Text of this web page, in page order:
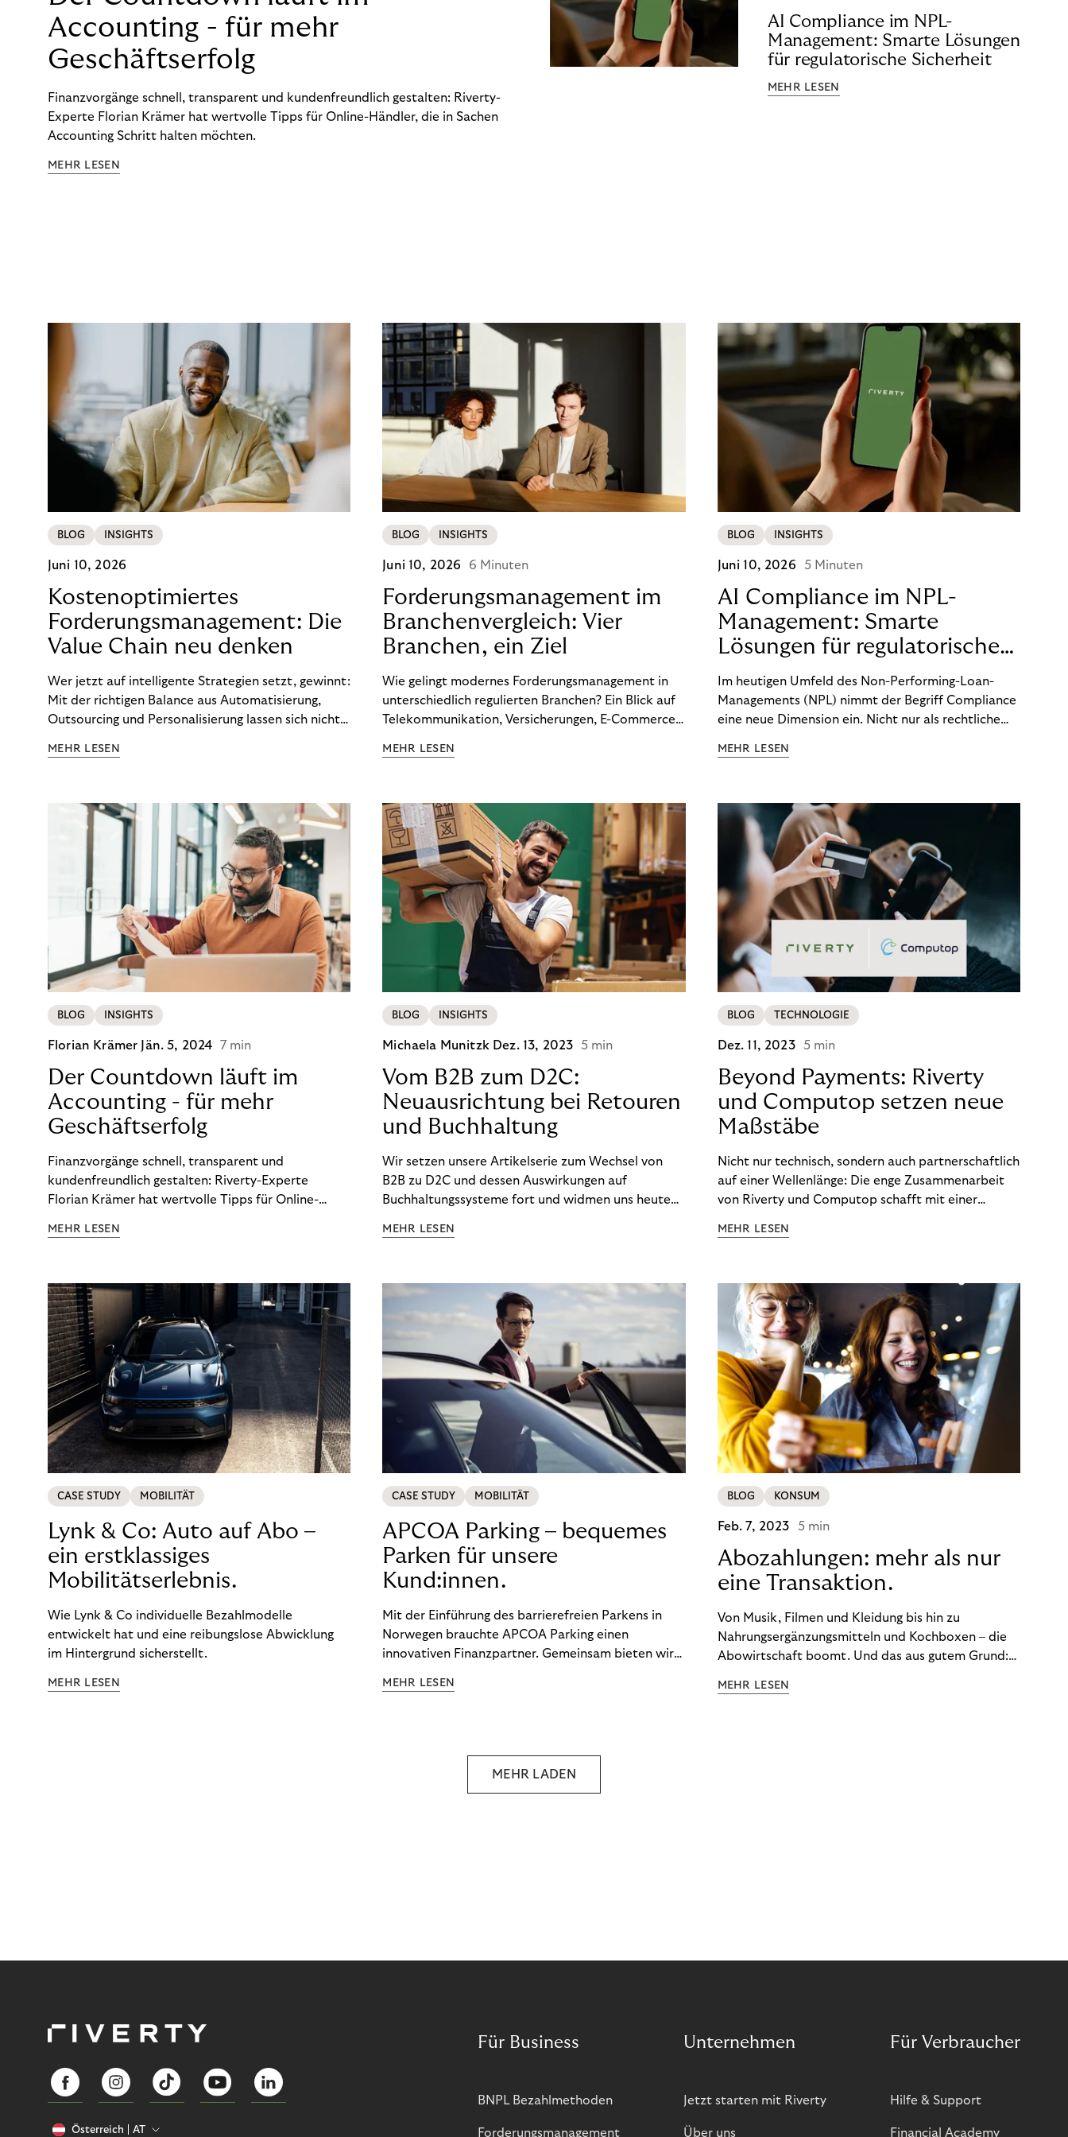
Accounting - für mehr
Geschäftserfolg
Finanzvorgänge schnell, transparent und kundenfreundlich gestalten: Riverty-
Experte Florian Krämer hat wertvolle Tipps für Online-Händler, die in Sachen
Accounting Schritt halten möchten.
MEHR LESEN
AI Compliance im NPL-
Management: Smarte Lösungen
für regulatorische Sicherheit
MEHR LESEN
BLOG INSIGHTS
Juni 10, 2026
Kostenoptimiertes
Forderungsmanagement: Die
Value Chain neu denken
Wer jetzt auf intelligente Strategien setzt, gewinnt:
Mit der richtigen Balance aus Automatisierung,
Outsourcing und Personalisierung lassen sich nicht
Ergebnisse sichern. Riverty zeigt, wie Recovery-
MEHR LESEN
BLOG INSIGHTS
Juni 10, 2026 6 Minuten
Forderungsmanagement im
Branchenvergleich: Vier
Branchen, ein Ziel
Wie gelingt modernes Forderungsmanagement in
unterschiedlich regulierten Branchen? Ein Blick auf
Telekommunikation, Versicherungen, E-Commerce
wirksam reduzieren will, braucht keine
MEHR LESEN
BLOG INSIGHTS
Juni 10, 2026 5 Minuten
AI Compliance im NPL-
Management: Smarte
Lösungen für regulatorische
Sicherheit
Im heutigen Umfeld des Non-Performing-Loan-
Managements (NPL) nimmt der Begriff Compliance
eine neue Dimension ein. Nicht nur als rechtliche
Wettbewerbsvorteil. In einem Umfeld steigender
(DSGVO) – geraten viele Unternehmen an die
Grenzen traditioneller Compliance-Mechanismen.
MEHR LESEN
BLOG INSIGHTS
Florian Krämer Jän. 5, 2024 7 min
Der Countdown läuft im
Accounting - für mehr
Geschäftserfolg
Finanzvorgänge schnell, transparent und
kundenfreundlich gestalten: Riverty-Experte
Florian Krämer hat wertvolle Tipps für Online-
möchten.
MEHR LESEN
BLOG INSIGHTS
Michaela Munitzk Dez. 13, 2023 5 min
Vom B2B zum D2C:
Neuausrichtung bei Retouren
und Buchhaltung
Wir setzen unsere Artikelserie zum Wechsel von
B2B zu D2C und dessen Auswirkungen auf
Buchhaltungssysteme fort und widmen uns heute
im D2C-Bereich.
MEHR LESEN
BLOG TECHNOLOGIE
Dez. 11, 2023 5 min
Beyond Payments: Riverty
und Computop setzen neue
Maßstäbe
Nicht nur technisch, sondern auch partnerschaftlich
auf einer Wellenlänge: Die enge Zusammenarbeit
von Riverty und Computop schafft mit einer
Zahlungsabwicklung echte Mehrwerte für Händler.
MEHR LESEN
CASE STUDY MOBILITÄT
Lynk & Co: Auto auf Abo –
ein erstklassiges
Mobilitätserlebnis.
Wie Lynk & Co individuelle Bezahlmodelle
entwickelt hat und eine reibungslose Abwicklung
im Hintergrund sicherstellt.
MEHR LESEN
CASE STUDY MOBILITÄT
APCOA Parking – bequemes
Parken für unsere
Kund:innen.
Mit der Einführung des barrierefreien Parkens in
Norwegen brauchte APCOA Parking einen
innovativen Finanzpartner. Gemeinsam bieten wir
Erlebnis.
MEHR LESEN
BLOG KONSUM
Feb. 7, 2023 5 min
Abozahlungen: mehr als nur
eine Transaktion.
Von Musik, Filmen und Kleidung bis hin zu
Nahrungsergänzungsmitteln und Kochboxen – die
Abowirtschaft boomt. Und das aus gutem Grund:
wünschen. Sie ermöglichen es uns, Produkte und
MEHR LESEN
MEHR LADEN
Österreich AT
Für Business
BNPL Bezahlmethoden
Forderungsmanagement
Unternehmen
Jetzt starten mit Riverty
Über uns
Für Verbraucher
Hilfe & Support
Financial Academy